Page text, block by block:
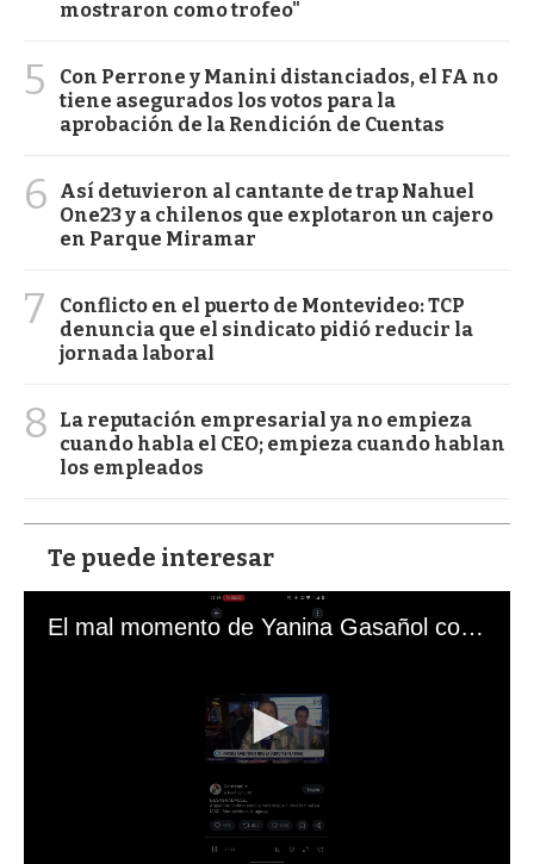
mostraron como trofeo"
5
Con Perrone y Manini distanciados, el FA no
tiene asegurados los votos para la
aprobación de la Rendición de Cuentas
6
Así detuvieron al cantante de trap Nahuel
One23 y a chilenos que explotaron un cajero
en Parque Miramar
7
Conflicto en el puerto de Montevideo: TCP
denuncia que el sindicato pidió reducir la
jornada laboral
8
La reputación empresarial ya no empieza
cuando habla el CEO; empieza cuando hablan
los empleados
Te puede interesar
El mal momento de Yanina Gasañol con un hincha argentino en "Subrayado"